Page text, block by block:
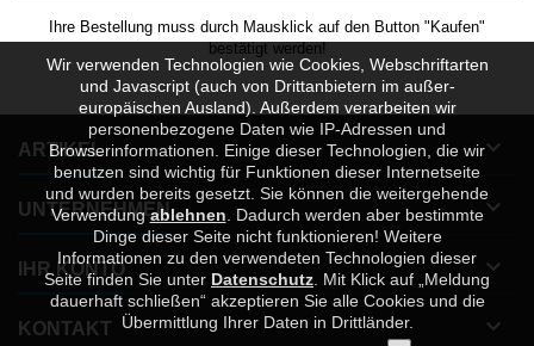
Ihre Bestellung muss durch Mausklick auf den Button "Kaufen"
bestätigt werden!
ARTIKEL 
UNTERNEHMEN 
IHR KONTO 
KONTAKT 
Wir verwenden Technologien wie Cookies, Webschriftarten
und Javascript (auch von Drittanbietern im außer-
europäischen Ausland). Außerdem verarbeiten wir
personenbezogene Daten wie IP-Adressen und
Browserinformationen. Einige dieser Technologien, die wir
benutzen sind wichtig für Funktionen dieser Internetseite
und wurden bereits gesetzt. Sie können die weitergehende
Verwendungablehnen
Dadurch werden aber bestimmte
Dinge dieser Seite nicht funktionieren! Weitere
Informationen zu den verwendeten Technologien dieser
Seite finden Sie unter Datenschutz . Mit Klick auf „Meldung
dauerhaft schließen“ akzeptieren Sie alle Cookies und die
Übermittlung Ihrer Daten in Drittländer.